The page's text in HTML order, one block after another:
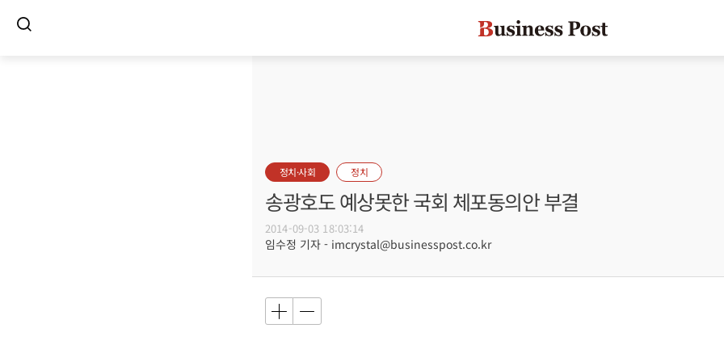
정치·사회 정치
송광호도 예상못한 국회 체포동의안 부결
2014-09-03 18:03:14
임수정 기자 - imcrystal@businesspost.co.kr